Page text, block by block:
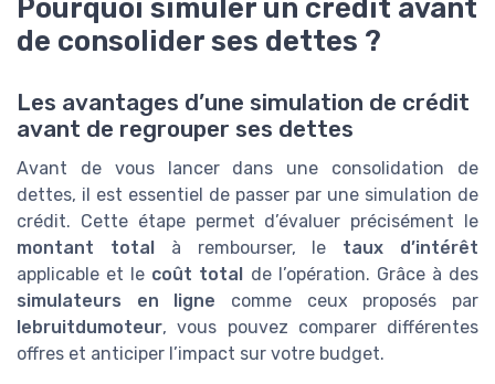
Pourquoi simuler un crédit avant
de consolider ses dettes ?
Les avantages d’une simulation de crédit
avant de regrouper ses dettes
Avant de vous lancer dans une consolidation de
dettes, il est essentiel de passer par une simulation de
crédit. Cette étape permet d’évaluer précisément le
montant totalà rembourser, le taux d’intérêt
applicable et le coût total de l’opération. Grâce à des
simulateurs en ligne comme ceux proposés par
lebruitdumoteur, vous pouvez comparer différentes
offres et anticiper l’impact sur votre budget.